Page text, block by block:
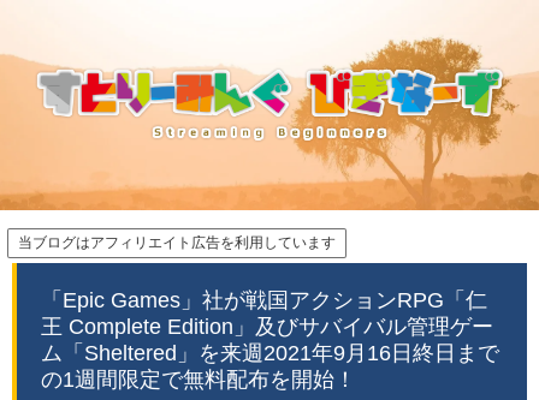
当ブログはアフィリエイト広告を利用しています
「Epic Games」社が戦国アクションRPG「仁
王 Complete Edition」及びサバイバル管理ゲー
ム「Sheltered」を来週2021年9月16日終日まで
の1週間限定で無料配布を開始！